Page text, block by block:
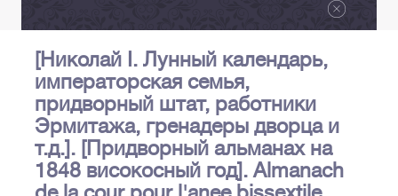
[Николай I. Лунный календарь,
императорская семья,
придворный штат, работники
Эрмитажа, гренадеры дворца и
т.д.]. [Придворный альманах на
1848 високосный год]. Almanach